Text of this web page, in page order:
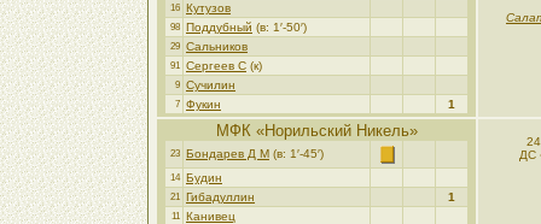
16 Кутузов
98 Поддубный (в: 1′-50′)
29 Сальников
91 Сергеев С (к)
9 Сучилин
7 Фукин 1
МФК «Норильский Никель»
23 Бондарев Д М (в: 1′-45′)
14 Будин
21 Гибадуллин 1
11 Канивец
ДС